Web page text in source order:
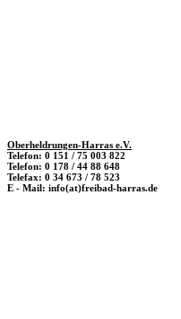
Oberheldrungen-Harras e.V.
Telefon: 0 151 / 75 003 822
Telefon: 0 178 / 44 88 648
Telefax: 0 34 673 / 78 523
E - Mail: info(at)freibad-harras.de